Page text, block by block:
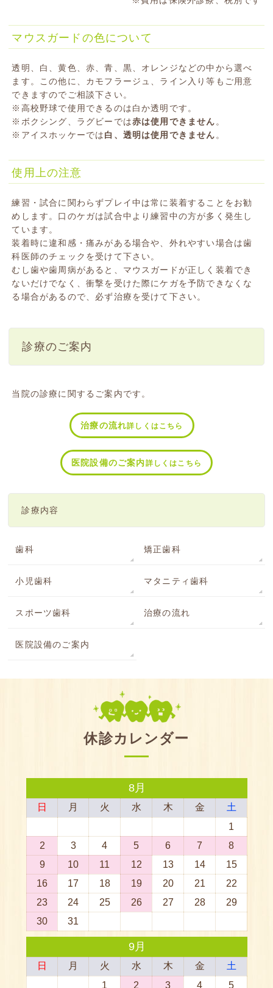
マウスガードの色について
透明、白、黄色、赤、青、黒、オレンジなどの中から選べ
ます。この他に、カモフラージュ、ライン入り等もご用意
できますのでご相談下さい。
※高校野球で使用できるのは白か透明です。
※ボクシング、ラグビーでは赤は使用できません 。
※アイスホッケーでは白、透明は使用できません 。
使用上の注意
練習・試合に関わらずプレイ中は常に装着することをお勧
めします。口のケガは試合中より練習中の方が多く発生し
ています。
装着時に違和感・痛みがある場合や、外れやすい場合は歯
科医師のチェックを受けて下さい。
むし歯や歯周病があると、マウスガードが正しく装着でき
ないだけでなく、衝撃を受けた際にケガを予防できなくな
る場合があるので、必ず治療を受けて下さい。
診療のご案内
当院の診療に関するご案内です。
治療の流れ詳しくはこちら
医院設備のご案内詳しくはこちら
診療内容
歯科 矯正歯科
小児歯科 マタニティ歯科
スポーツ歯科 治療の流れ
医院設備のご案内
休診カレンダー